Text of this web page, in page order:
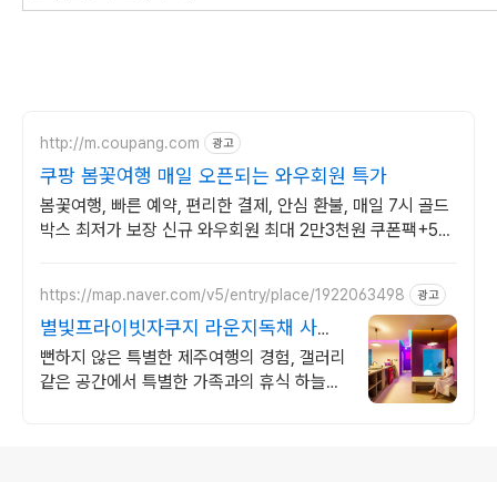
http://m.coupang.com 광고
쿠팡 봄꽃여행 매일 오픈되는 와우회원 특가
봄꽃여행, 빠른 예약, 편리한 결제, 안심 환불, 매일 7시 골드
박스 최저가 보장 신규 와우회원 최대 2만3천원 쿠폰팩+5%
https://map.naver.com/v5/entry/place/1922063498 광고
별빛프라이빗자쿠지 라운지독채 사진
보다 더좋아요. 찐 리뷰
뻔하지 않은 특별한 제주여행의 경험, 갤러리
같은 공간에서 특별한 가족과의 휴식 하늘보